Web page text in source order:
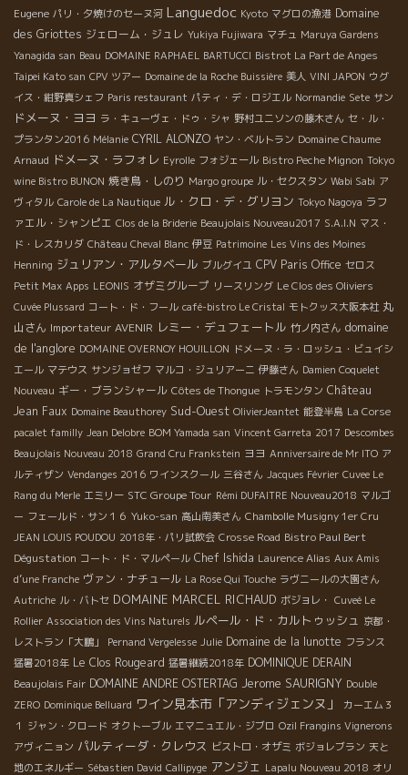
Eugene パリ・夕焼けのセーヌ河 Languedoc Kyoto マグロの漁港 Domaine
des Griottes ジェローム・ジュレ Yukiya Fujiwara マチュ Maruya Gardens
Yanagida san Beau DOMAINE RAPHAEL BARTUCCI Bistrot La Part de Anges
Taipei Kato san CPV ツアー Domaine de la Roche Buissière 美人 VINI JAPON ウグ
イス・紺野真シェフ Paris restaurant パティ・デ・ロジエル Normandie Sete サン
ドメーヌ・ヨヨ ラ・キューヴェ・ドゥ・シャ 野村ユニソンの藤木さん セ・ル・
プランタン2016 Mélanie CYRIL ALONZO ヤン・ベルトラン Domaine Chaume
Arnaud ドメーヌ・ラフォレ Eyrolle フォジェール Bistro Peche Mignon Tokyo
wine Bistro BUNON 焼き鳥・しのり Margo groupe ル・セクスタン Wabi Sabi ア
ヴィタル Carole de La Nautique ル・クロ・デ・グリヨン Tokyo Nagoya ラフ
ァエル・シャンピエ Clos de la Briderie Beaujolais Nouveau2017 S.A.I.N マス・
ド・レスカリダ Château Cheval Blanc 伊豆 Patrimoine Les Vins des Moines
Henning ジュリアン・アルタベール ブルグイユ CPV Paris Office セロス
Petit Max Apps LEONIS オザミグループ リースリング Le Clos des Oliviers
Cuvée Plussard コート・ド・フール café-bistro Le Cristal モトクッス大阪本社 丸
山さん Importateur AVENIR レミー・デュフェートル 竹ノ内さん domaine
de l'anglore DOMAINE OVERNOY HOUILLON ドメーヌ・ラ・ロッシュ・ビュイシ
エール マテウス サンジョゼフ マルコ・ジュリアーニ 伊藤さん Damien Coquelet
Nouveau ギー・ブランシャール Côtes de Thongue トラモンタン Château
Jean Faux Domaine Beauthorey Sud-Ouest OlivierJeantet 能登半島 La Corse
pacalet familly Jean Delobre BOM Yamada san Vincent Garreta 2017 Descombes
Beaujolais Nouveau 2018 Grand Cru Frankstein ヨヨ Anniversaire de Mr ITO ア
ルティザン Vendanges 2016 ワインスクール 三谷さん Jacques Février Cuvee Le
Rang du Merle エミリー STC Groupe Tour Rémi DUFAITRE Nouveau2018 マルゴ
ー フェールド・サン１６ Yuko-san 高山南美さん Chambolle Musigny 1er Cru
JEAN LOUIS POUDOU 2018年・パリ試飲会 Crosse Road Bistro Paul Bert
Dégustation コート・ド・マルペール Chef Ishida Laurence Alias Aux Amis
d’une Franche ヴァン・ナチュール La Rose Qui Touche ラヴニールの大園さん
Autriche ル・バトセ DOMAINE MARCEL RICHAUD ボジョレ・ Cuveé Le
Rollier Association des Vins Naturels ルペール・ド・カルトゥッシュ 京都・
レストラン「大鵬」
Pernand Vergelesse Julie Domaine de la lunotte フランス
猛暑2018年 Le Clos Rougeard 猛暑継続2018年 DOMINIQUE DERAIN
Beaujolais Fair DOMAINE ANDRE OSTERTAG Jerome SAURIGNY Double
ZERO Dominique Belluard ワイン見本市「アンディジェンヌ」
カーエム３
１ ジャン・クロード オクトーブル エマニュエル・ジブロ Ozil Frangins Vignerons
アヴィニョン パルティーダ・クレウス ビストロ・オザミ ボジョレブラン 天と
地のエネルギー Sébastien David Callipyge アンジェ Lapalu Nouveau 2018 オリ